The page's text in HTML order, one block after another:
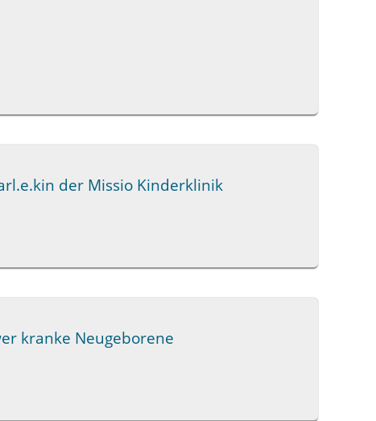
der Missio Kinderklinik
kranke Neugeborene